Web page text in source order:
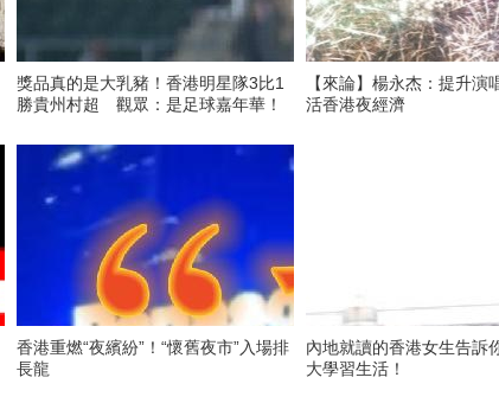
獎品真的是大乳豬！香港明星隊3比1
勝貴州村超 觀眾：是足球嘉年華！
【來論】楊永杰：提升演唱
活香港夜經濟
香港重燃“夜繽紛”！“懷舊夜市”入場排
長龍
內地就讀的香港女生告訴
大學習生活！